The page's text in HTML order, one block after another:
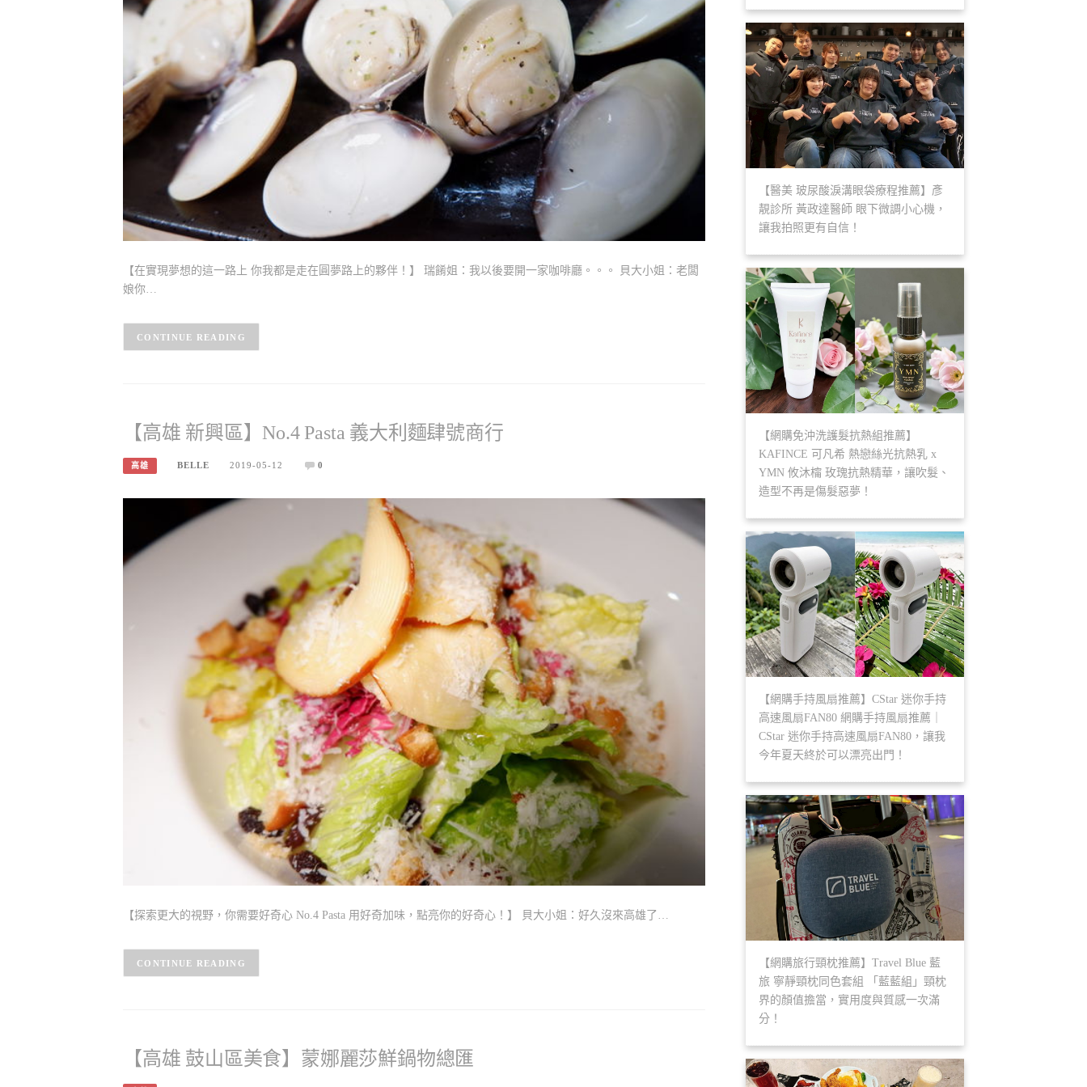
【在實現夢想的這一路上 你我都是走在圓夢路上的夥伴！】 瑞餚姐：我以後要開一家咖啡廳。。。 貝大小姐：老闆
娘你…
CONTINUE READING
【高雄 新興區】No.4 Pasta 義大利麵肆號商行
高雄 BELLE 2019-05-12 0
【探索更大的視野，你需要好奇心 No.4 Pasta 用好奇加味，點亮你的好奇心！】 貝大小姐：好久沒來高雄了…
CONTINUE READING
【高雄 鼓山區美食】蒙娜麗莎鮮鍋物總匯
【醫美 玻尿酸淚溝眼袋療程推薦】彥
靚診所 黃政達醫師 眼下微調小心機，
讓我拍照更有自信！
【網購免沖洗護髮抗熱組推薦】
KAFINCE 可凡希 熱戀絲光抗熱乳 x
YMN 攸沐橣 玫瑰抗熱精華，讓吹髮、
造型不再是傷髮惡夢！
【網購手持風扇推薦】CStar 迷你手持
高速風扇FAN80 網購手持風扇推薦｜
CStar 迷你手持高速風扇FAN80，讓我
今年夏天終於可以漂亮出門！
【網購旅行頸枕推薦】Travel Blue 藍
旅 寧靜頸枕同色套組 「藍藍組」頸枕
界的顏值擔當，實用度與質感一次滿
分！